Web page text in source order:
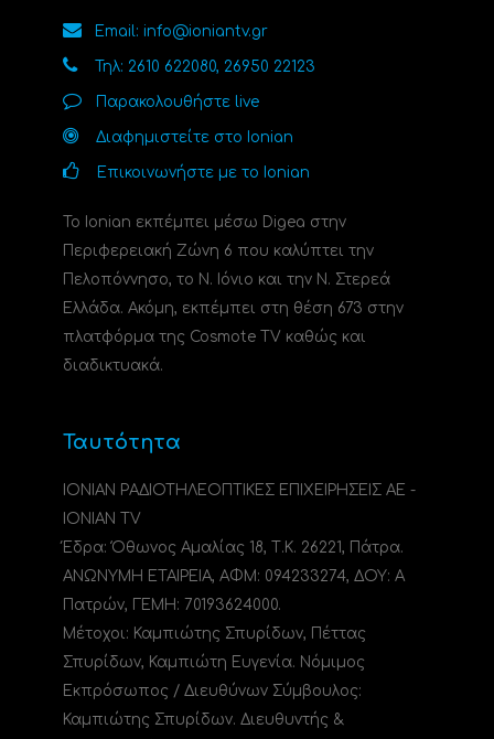
Email: info@ioniantv.gr
Τηλ: 2610 622080, 26950 22123
Παρακολουθήστε live
Διαφημιστείτε στο Ionian
Επικοινωνήστε με το Ionian
Το Ionian εκπέμπει μέσω Digea στην
Περιφερειακή Ζώνη 6 που καλύπτει την
Πελοπόννησο, το N. Ιόνιο και την Ν. Στερεά
Ελλάδα. Ακόμη, εκπέμπει στη θέση 673 στην
πλατφόρμα της Cosmote TV καθώς και
διαδικτυακά.
Ταυτότητα
ΙΟΝΙΑΝ ΡΑΔΙΟΤΗΛΕΟΠΤΙΚΕΣ ΕΠΙΧΕΙΡΗΣΕΙΣ ΑΕ -
IONIAN TV
Έδρα: Όθωνος Αμαλίας 18, Τ.Κ. 26221, Πάτρα.
ΑΝΩΝΥΜΗ ΕΤΑΙΡΕΙΑ, ΑΦΜ: 094233274, ΔΟΥ: A
Πατρών, ΓΕΜΗ: 70193624000.
Μέτοχοι: Καμπιώτης Σπυρίδων, Πέττας
Σπυρίδων, Καμπιώτη Ευγενία. Νόμιμος
Εκπρόσωπος / Διευθύνων Σύμβουλος:
Καμπιώτης Σπυρίδων. Διευθυντής &